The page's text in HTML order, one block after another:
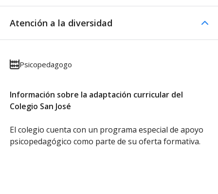
Atención a la diversidad
Psicopedagogo
Información sobre la adaptación curricular del
Colegio San José
El colegio cuenta con un programa especial de apoyo
psicopedagógico como parte de su oferta formativa.